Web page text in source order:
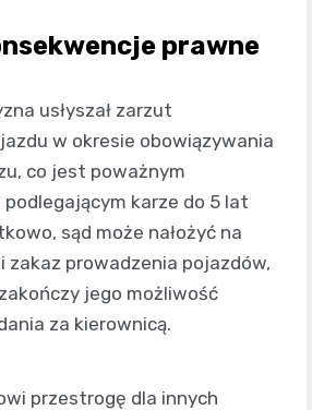
prawne
usłyszał zarzut
w okresie obowiązywania
co jest poważnym
karze do 5 lat
sąd może nałożyć na
zakaz prowadzenia pojazdów,
jego możliwość
za kierownicą.
przestrogę dla innych